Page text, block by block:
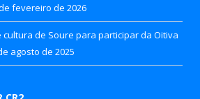
fevereiro de 2026
de Soure para participar da Oitiva
agosto de 2025